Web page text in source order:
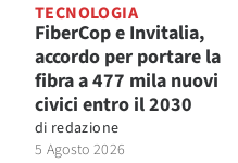
TECNOLOGIA
FiberCop e Invitalia,
accordo per portare la
fibra a 477 mila nuovi
civici entro il 2030
di redazione
5 Agosto 2026